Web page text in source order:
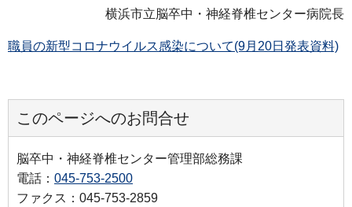
横浜市立脳卒中・神経脊椎センター病院長
職員の新型コロナウイルス感染について(9月20日発表資料)
このページへのお問合せ
脳卒中・神経脊椎センター管理部総務課
電話： 045-753-2500
ファクス：045-753-2859